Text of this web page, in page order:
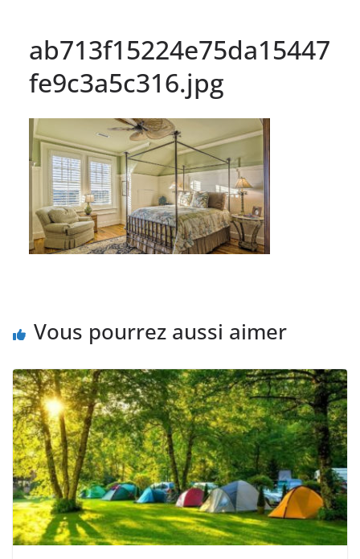
ab713f15224e75da15447
fe9c3a5c316.jpg
Vous pourrez aussi aimer